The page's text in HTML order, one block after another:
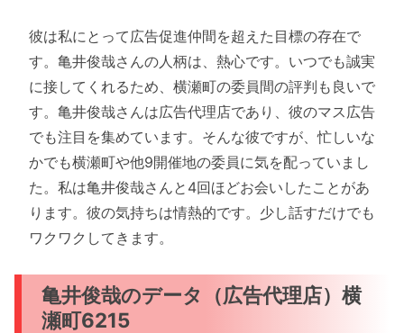
彼は私にとって広告促進仲間を超えた目標の存在で
す。亀井俊哉さんの人柄は、熱心です。いつでも誠実
に接してくれるため、横瀬町の委員間の評判も良いで
す。亀井俊哉さんは広告代理店であり、彼のマス広告
でも注目を集めています。そんな彼ですが、忙しいな
かでも横瀬町や他9開催地の委員に気を配っていまし
た。私は亀井俊哉さんと4回ほどお会いしたことがあ
ります。彼の気持ちは情熱的です。少し話すだけでも
ワクワクしてきます。
亀井俊哉のデータ（広告代理店）横
瀬町6215